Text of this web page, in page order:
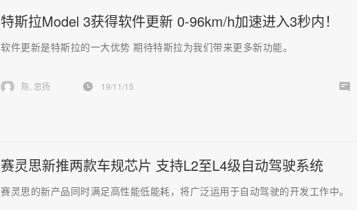
特斯拉Model 3获得软件更新 0-96km/h加速进入3秒内！
软件更新是特斯拉的一大优势 期待特斯拉为我们带来更多新功能。
陈, 思扬 19/11/15
赛灵思新推两款车规芯片 支持L2至L4级自动驾驶系统
赛灵思的新产品同时满足高性能低能耗，将广泛运用于自动驾驶的开发工作中。